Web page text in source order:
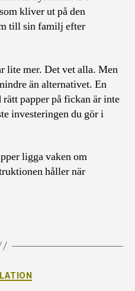
kliver ut på den
till sin familj efter
lite mer. Det vet alla. Men
än alternativet. En
papper på fickan är inte
investeringen du gör i
ligga vaken om
håller när
Kategorier